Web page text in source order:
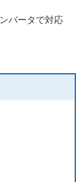
バータで対応